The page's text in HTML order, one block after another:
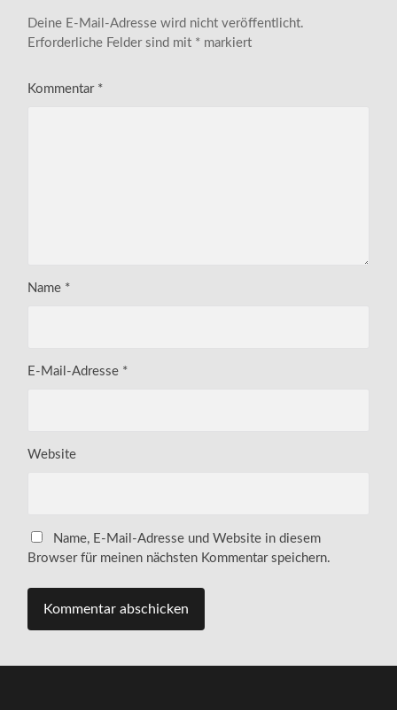
Deine E-Mail-Adresse wird nicht veröffentlicht.
Erforderliche Felder sind mit * markiert
Kommentar *
Name *
E-Mail-Adresse *
Website
Name, E-Mail-Adresse und Website in diesem
Browser für meinen nächsten Kommentar speichern.